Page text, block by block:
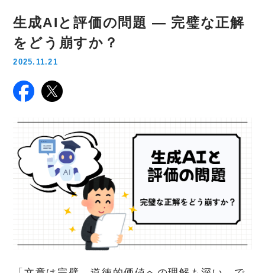
生成AIと評価の問題 — 完璧な正解
をどう崩すか？
2025.11.21